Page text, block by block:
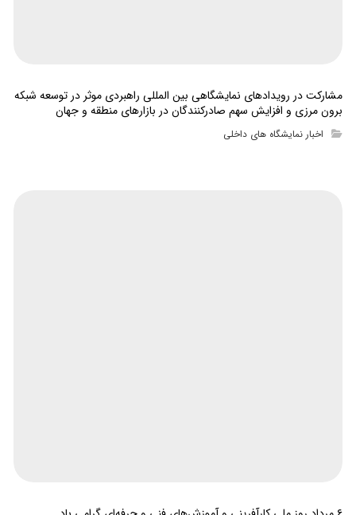
مشارکت در رویدادهای نمایشگاهی بین المللی راهبردی موثر در توسعه شبکه
برون مرزی و افزایش سهم صادرکنندگان در بازارهای منطقه و جهان
اخبار نمایشگاه های داخلی